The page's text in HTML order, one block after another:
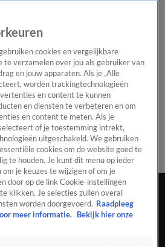
Het beste van Hart
Tip de
WeerTip de redactiePanelVideo's
naar pastamaker voor de
'wil geld teruggeven'
pastamaker voor de voedselbank:
cookies en vergelijkbare
te verzamelen over jou als gebruiker van
en jouw apparaten. Als je „Alle
worden trackingtechnologieën
en content te kunnen
en diensten te verbeteren en om
en content te meten. Als je
of je toestemming intrekt,
uitgeschakeld. We gebruiken
cookies om de website goed te
te houden. Je kunt dit menu op ieder
je keuzes te wijzigen of om je
door op de link Cookie-instellingen
klikken. Je selecties zullen overal
worden doorgevoerd. Raadpleeg
meer informatie.
Bekijk hier onze